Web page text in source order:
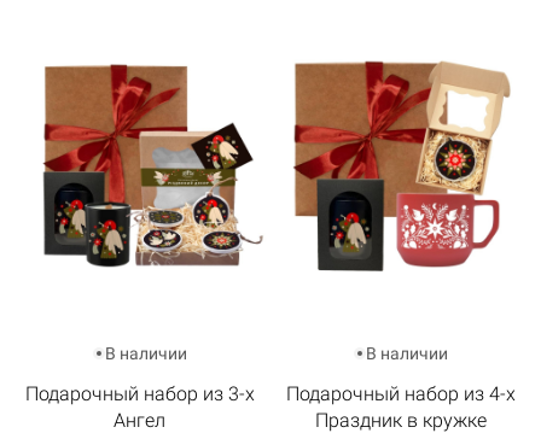
В наличии
Подарочный набор из 3-х
Ангел
В наличии
Подарочный набор из 4-х
Праздник в кружке